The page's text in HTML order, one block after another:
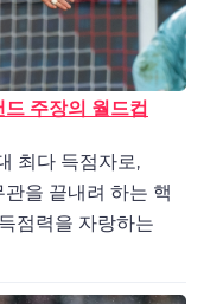
주장의 월드컵
최다 득점자로,
을 끝내려 하는 핵
점력을 자랑하는